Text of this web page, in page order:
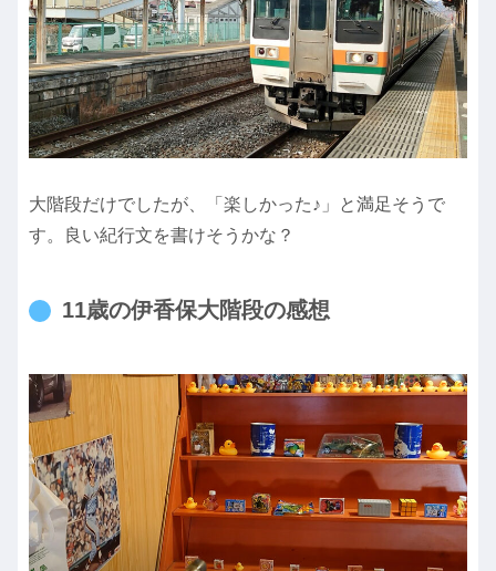
大階段だけでしたが、「楽しかった♪」と満足そうで
す。良い紀行文を書けそうかな？
11歳の伊香保大階段の感想